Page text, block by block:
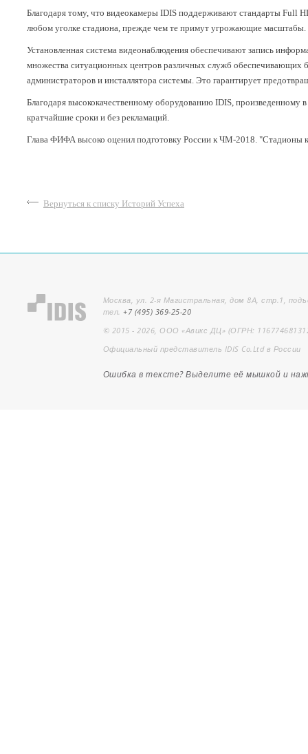
Благодаря тому, что видеокамеры IDIS поддерживают стандарты Full
любом уголке стадиона, прежде чем те примут угрожающие масштабы.
Установленная система видеонаблюдения обеспечивают запись
множества ситуационных центров различных служб обеспечивающих
администраторов и инсталлятора системы. Это гарантирует
Благодаря высококачественному оборудованию IDIS,
кратчайшие сроки и без рекламаций.
Глава ФИФА высоко оценил подготовку России к ЧМ-2018. "Стадионы
Вернуться к списку Историй Успеха
Москва, ул. 2-я Магистральная, дом 8А, стр.1,
тел.+7 (495) 369-25-20
© 2015 - 2026, ООО «Авикс ДЦ» (ОГРН:
Официальный представитель IDIS Co.Ltd в России
Ошибка в тексте? Выделите её мышкой и